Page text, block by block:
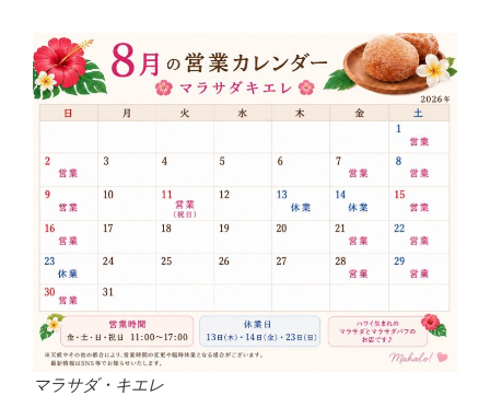
マラサダ・キエレ